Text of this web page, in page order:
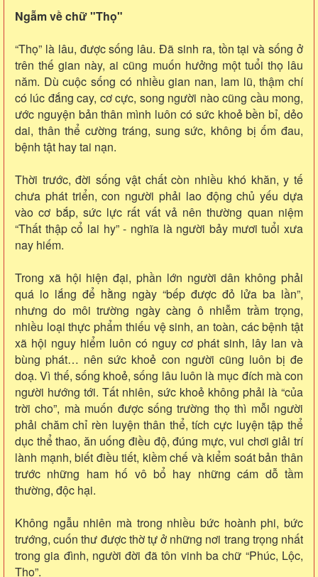
Ngẫm về chữ "Thọ"
“Thọ” là lâu, được sống lâu. Đã sinh ra, tồn tại và sống ở
trên thế gian này, ai cũng muốn hưởng một tuổi thọ lâu
năm. Dù cuộc sống có nhiều gian nan, lam lũ, thậm chí
có lúc đắng cay, cơ cực, song người nào cũng cầu mong,
ước nguyện bản thân mình luôn có sức khoẻ bền bỉ, dẻo
dai, thân thể cường tráng, sung sức, không bị ốm đau,
bệnh tật hay tai nạn.
Thời trước, đời sống vật chất còn nhiều khó khăn, y tế
chưa phát triển, con người phải lao động chủ yếu dựa
vào cơ bắp, sức lực rất vất vả nên thường quan niệm
“Thất thập cổ lai hy” - nghĩa là người bảy mươi tuổi xưa
nay hiếm.
Trong xã hội hiện đại, phần lớn người dân không phải
quá lo lắng để hằng ngày “bếp được đỏ lửa ba lần”,
nhưng do môi trường ngày càng ô nhiễm trầm trọng,
nhiều loại thực phẩm thiếu vệ sinh, an toàn, các bệnh tật
xã hội nguy hiểm luôn có nguy cơ phát sinh, lây lan và
bùng phát… nên sức khoẻ con người cũng luôn bị đe
doạ. Vì thế, sống khoẻ, sống lâu luôn là mục đích mà con
người hướng tới. Tất nhiên, sức khoẻ không phải là “của
trời cho”, mà muốn được sống trường thọ thì mỗi người
phải chăm chỉ rèn luyện thân thể, tích cực luyện tập thể
dục thể thao, ăn uống điều độ, đúng mực, vui chơi giải trí
lành mạnh, biết điều tiết, kiềm chế và kiểm soát bản thân
trước những ham hố vô bổ hay những cám dỗ tầm
thường, độc hại.
Không ngẫu nhiên mà trong nhiều bức hoành phi, bức
trướng, cuốn thư được thờ tự ở những nơi trang trọng nhất
trong gia đình, người đời đã tôn vinh ba chữ “Phúc, Lộc,
Thọ”.